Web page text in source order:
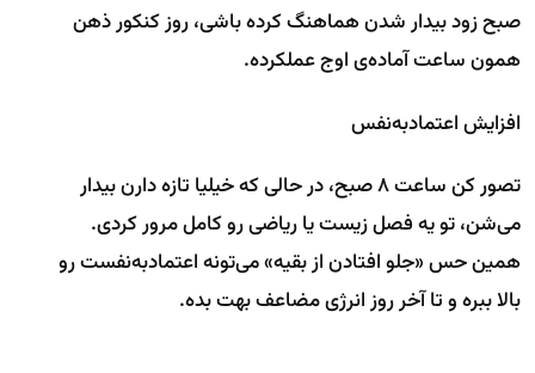
صبح زود بیدار شدن هماهنگ کرده باشی، روز کنکور ذهن
همون ساعت آماده‌ی اوج عملکرده.
افزایش اعتمادبه‌نفس
تصور کن ساعت ۸ صبح، در حالی که خیلیا تازه دارن بیدار
می‌شن، تو یه فصل زیست یا ریاضی رو کامل مرور کردی.
همین حس «جلو افتادن از بقیه» می‌تونه اعتمادبه‌نفست رو
بالا ببره و تا آخر روز انرژی مضاعف بهت بده.